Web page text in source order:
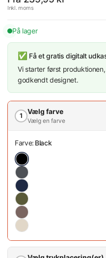
Inkl. moms
På lager
✅ Få et gratis digitalt
Vi starter først
godkendt designet.
1 Vælg farve
Vælg en farve
Farve: Black